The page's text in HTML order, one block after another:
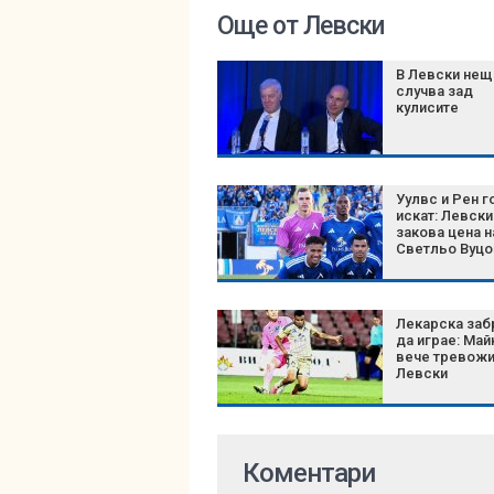
Още от Левски
В Левски
случва зад
кулисите
Уулвс и Рен
искат: Левски
закова цена
Светльо
Лекарска
да играе:
вече тревожи
Левски
Коментари